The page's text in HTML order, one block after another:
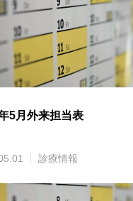
5月外来担当表
診療情報